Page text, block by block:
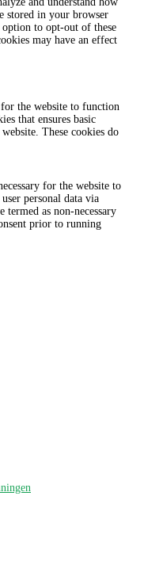
stored in your browser
to opt-out of these
may have an effect
for the website to function
that ensures basic
These cookies do
for the website to
personal data via
termed as non-necessary
prior to running